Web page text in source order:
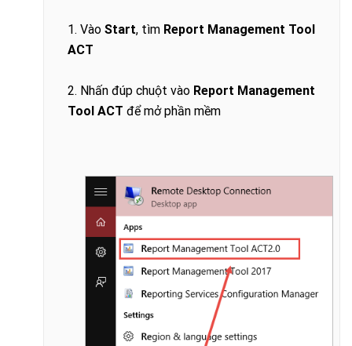
1. Vào Start, tìm Report Management Tool
ACT
2. Nhấn đúp chuột vào Report Management
Tool ACT để mở phần mềm